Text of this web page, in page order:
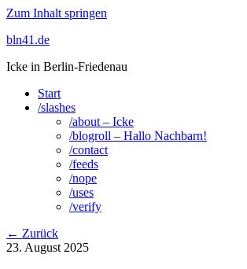
Zum Inhalt springen
bln41.de
Icke in Berlin-Friedenau
Start
/slashes
/about – Icke
/blogroll – Hallo Nachbarn!
/contact
/feeds
/nope
/uses
/verify
← Zurück
23. August 2025